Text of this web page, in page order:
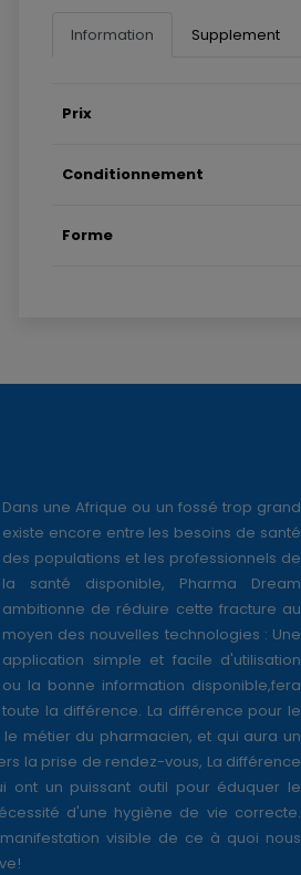
Information Supplement
Prix
Conditionnement
Forme
Dans une Afrique ou un fossé trop grand
existe encore entre les besoins de santé
des populations et les professionnels de
la santé disponible, Pharma Dream
ambitionne de réduire cette fracture au
moyen des nouvelles technologies : Une
application simple et facile d'utilisation
ou la bonne information disponible,fera
toute la différence. La différence pour le
métier du pharmacien, et qui aura un
la prise de rendez-vous, La différence
ont un puissant outil pour éduquer le
d'une hygiène de vie correcte.
visible de ce à quoi nous